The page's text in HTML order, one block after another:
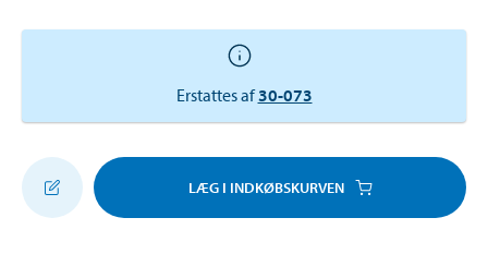
Erstattes af30-073
LÆG I INDKØBSKURVEN